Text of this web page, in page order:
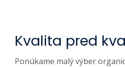
Kvalita pred
Ponúkame malý výber